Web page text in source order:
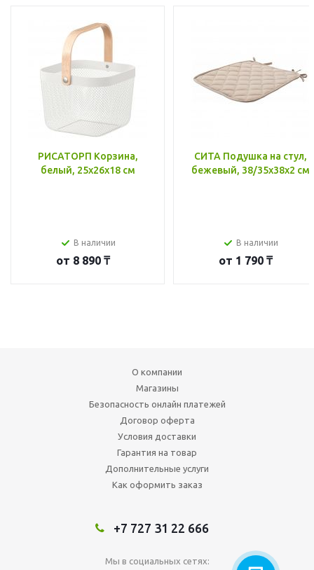
РИСАТОРП Корзина,
белый, 25x26x18 см
В наличии
от 8 890 ₸
СИТА Подушка на стул,
бежевый, 38/35x38x2 см
В наличии
от 1 790 ₸
О компании
Магазины
Безопасность онлайн платежей
Договор оферта
Условия доставки
Гарантия на товар
Дополнительные услуги
Как оформить заказ
+7 727 31 22 666
Мы в социальных сетях: